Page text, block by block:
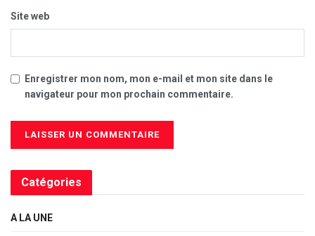
Site web
Enregistrer mon nom, mon e-mail et mon site dans le
navigateur pour mon prochain commentaire.
Catégories
A LA UNE